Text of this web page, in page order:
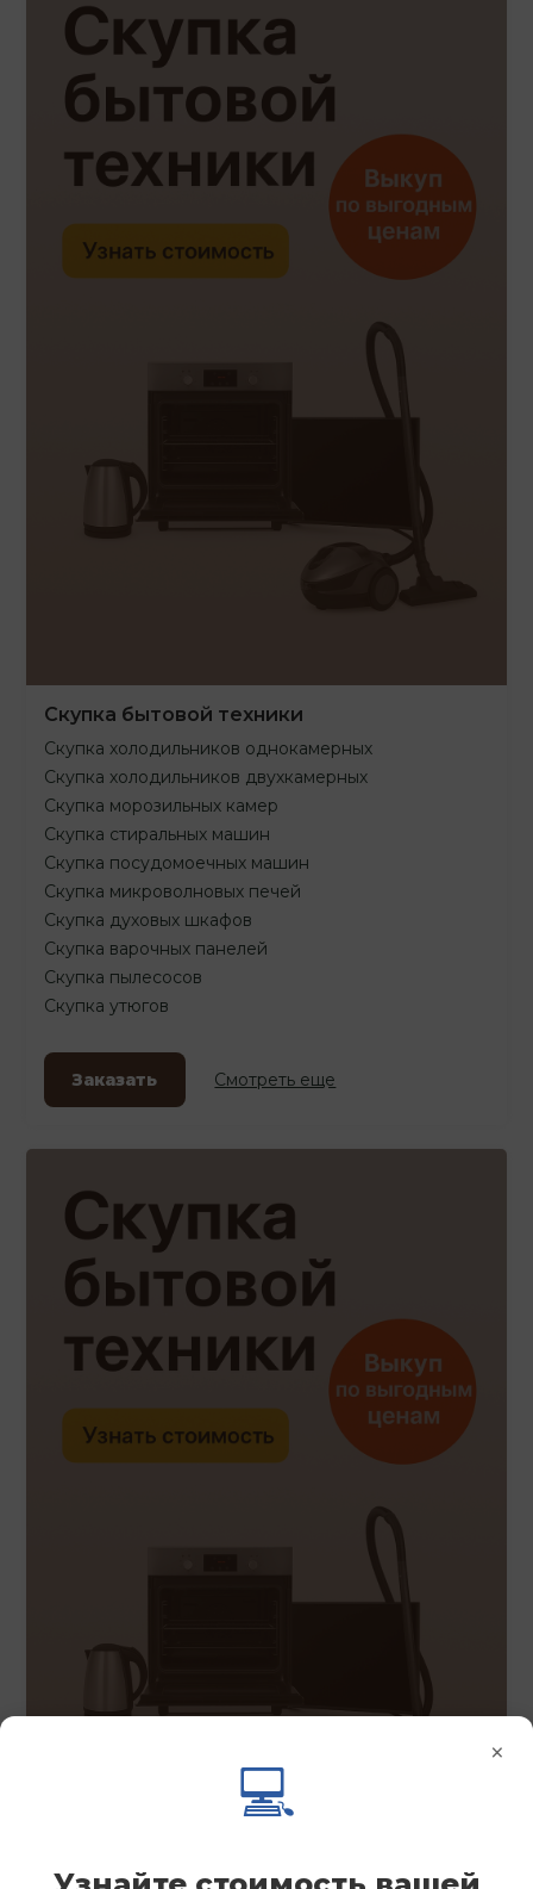
Скупка бытовой техники
Скупка холодильников однокамерных
Скупка холодильников двухкамерных
Скупка морозильных камер
Скупка стиральных машин
Скупка посудомоечных машин
Скупка микроволновых печей
Скупка духовых шкафов
Скупка варочных панелей
Скупка пылесосов
Скупка утюгов
Заказать Смотреть еще
×
💻